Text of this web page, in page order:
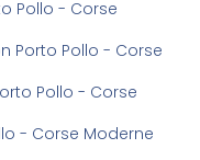
Pollo - Corse
Porto Pollo - Corse
Pollo - Corse
- Corse Moderne